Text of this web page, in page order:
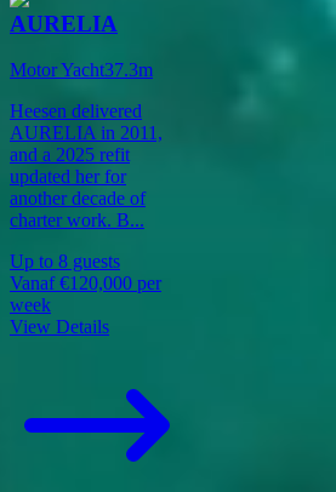
AURELIA
Motor Yacht37.3m
Heesen delivered
AURELIA in 2011,
and a 2025 refit
updated her for
another decade of
charter work. B...
Up to 8 guests
Vanaf €120,000 per
week
View Details